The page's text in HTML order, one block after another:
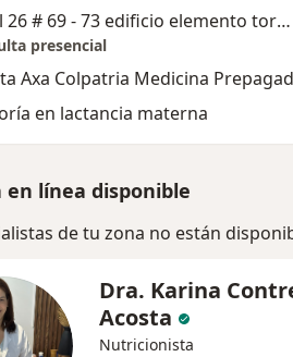
Av Cll 26 # 69 - 73 edificio elemento torre 3, Bogotá
presencial
Axa Colpatria Medicina
en lactancia materna
en línea disponible
de tu zona no están
Dra. Karina
Acosta
Nutricionista